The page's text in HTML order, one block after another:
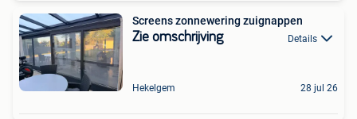
Screens zonnewering zuignappen
Zie omschrijving Details
Hekelgem 28 jul 26